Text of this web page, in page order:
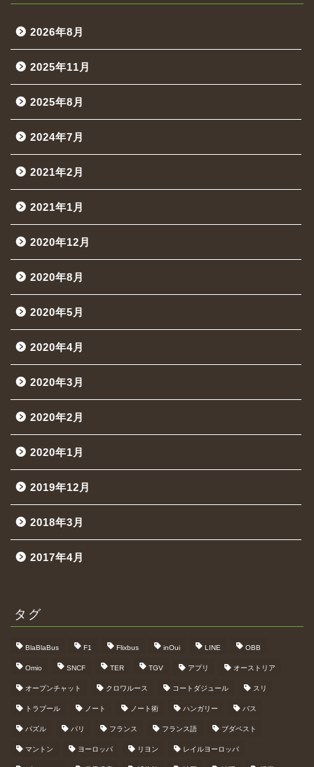
2026年8月
2025年11月
2025年8月
2024年7月
2021年2月
2021年1月
2020年12月
2020年8月
2020年5月
2020年4月
2020年3月
2020年2月
2020年1月
2019年12月
2018年3月
2017年4月
タグ
BlaBlaBus F1 Flixbus inOui LINE OBB
Omio SNCF TER TGV アプリ オーストリア
オープンチャット クロワルース コートダジュール スリ
トラブール ノート ノート術 ハンガリー バス
パズル パリ フランス フランス語 ブダペスト
マントン ヨーロッパ リヨン レイルヨーロッパ